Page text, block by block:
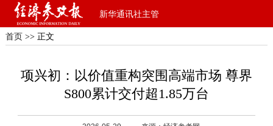
新华通讯社主管
首页 >> 正文
项兴初：以价值重构突围高端市场 尊界
S800累计交付超1.85万台